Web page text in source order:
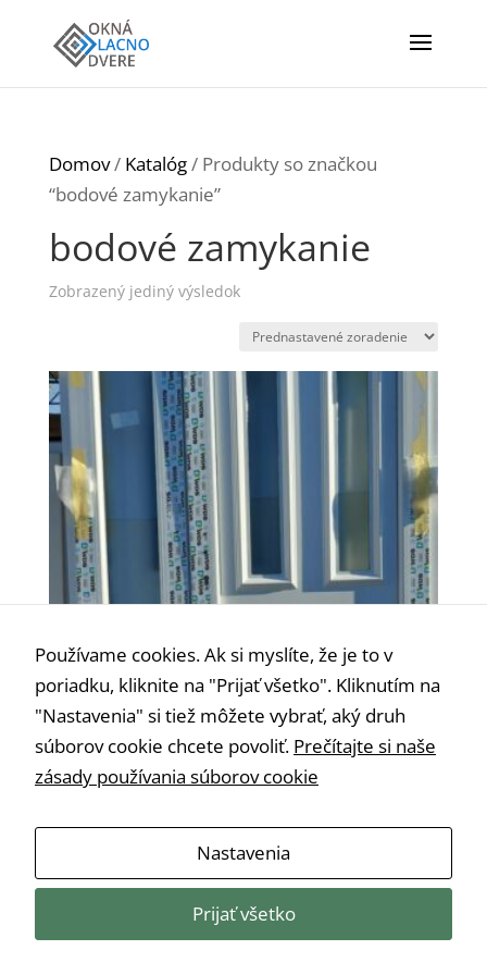
Domov/ Katalóg/ Produkty so značkou
“bodové zamykanie”
bodové zamykanie
Zobrazený jediný výsledok
Vchodové dvere 20 biele š 135cm x v 205cm
Používame cookies. Ak si myslíte, že je to v
poriadku, kliknite na "Prijať všetko". Kliknutím na
"Nastavenia" si tiež môžete vybrať, aký druh
súborov cookie chcete povoliť. Prečítajte si naše
zásady používania súborov cookie
Nastavenia
Prijať všetko
Tieto súbory
cookie nie sú
voliteľné. Sú
fungovanie